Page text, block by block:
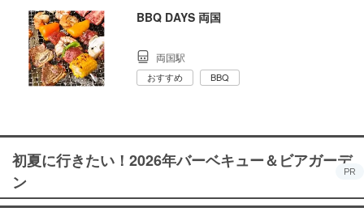
BBQ DAYS 両国
両国駅
おすすめ BBQ
初夏に行きたい！2026年バーベキュー＆ビアガーデ
ン
PR